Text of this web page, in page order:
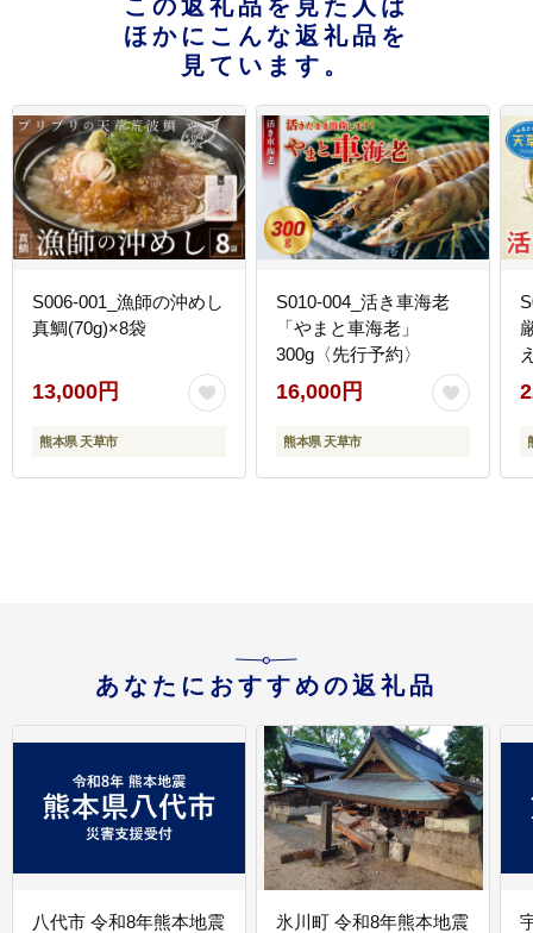
この返礼品を見た人は
ほかにこんな返礼品を
見ています。
S006-001_漁師の沖めし
真鯛(70g)×8袋
13,000円
熊本県 天草市
S010-004_活き車海老
「やまと車海老」
300g〈先行予約〉
16,000円
熊本県 天草市
あなたにおすすめの返礼品
八代市 令和8年熊本地震
氷川町 令和8年熊本地震